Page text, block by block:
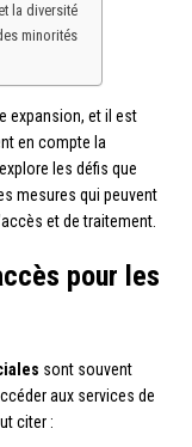
la diversité
minorités
expansion, et il est
en compte la
les défis que
mesures qui peuvent
et de traitement.
pour les
sont souvent
aux services de
citer :